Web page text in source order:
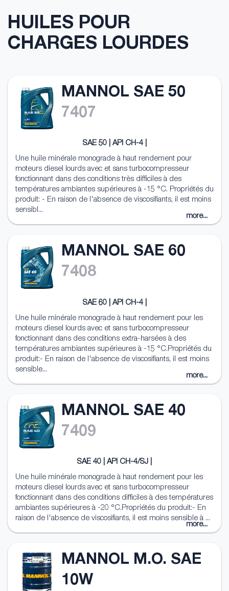
HUILES POUR
CHARGES LOURDES
MANNOL SAE 50
7407
SAE 50 | API CH-4 |
Une huile minérale monograde à haut rendement pour
moteurs diesel lourds avec et sans turbocompresseur
fonctionnant dans des conditions très difficiles à des
températures ambiantes supérieures à -15 °C. Propriétés du
produit: - En raison de l'absence de viscosifiants, il est moins
sensibl...
more...
MANNOL SAE 60
7408
SAE 60 | API CH-4 |
Une huile minérale monograde à haut rendement pour les
moteurs diesel lourds avec et sans turbocompresseur
fonctionnant dans des conditions extra-harsées à des
températures ambiantes supérieures à -15 °C.Propriétés du
produit:- En raison de l'absence de viscosifiants, il est moins
sensible...
more...
MANNOL SAE 40
7409
SAE 40 | API CH-4/SJ |
Une huile minérale monograde à haut rendement pour les
moteurs diesel lourds avec et sans turbocompresseur
fonctionnant dans des conditions difficiles à des températures
ambiantes supérieures à -20 °C.Propriétés du produit:- En
raison de l'absence de viscosifiants, il est moins sensible à ...
more...
MANNOL M.O. SAE
10W